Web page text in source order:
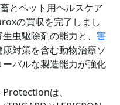
とペット用ヘルスケア
の買収を完了しまし
虫駆除剤の能力と、 害
対策を含む動物治療ソ
バルな製造能力が強化
は、